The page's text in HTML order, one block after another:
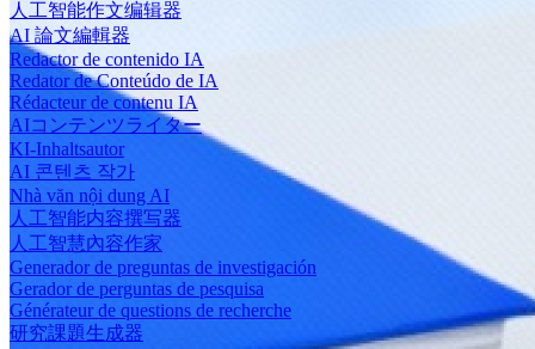
人工智能作文编辑器
AI 論文編輯器
Redactor de contenido IA
Redator de Conteúdo de IA
Rédacteur de contenu IA
AIコンテンツライター
KI-Inhaltsautor
AI 콘텐츠 작가
Nhà văn nội dung AI
人工智能内容撰写器
人工智慧內容作家
Generador de preguntas de investigación
Gerador de perguntas de pesquisa
Générateur de questions de recherche
研究課題生成器